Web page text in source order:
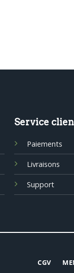
Service
Paiements
Livraisons
Support
CGV